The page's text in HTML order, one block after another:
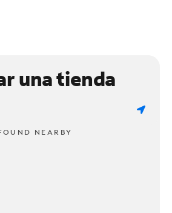
una tienda
NEARBY